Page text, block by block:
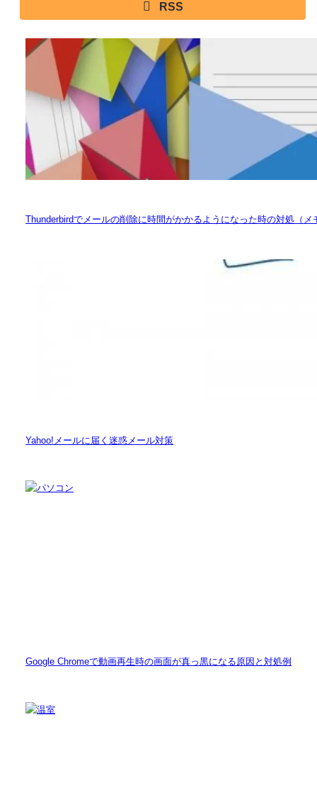
RSS
Thunderbirdでメールの削除に時間がかかるようになった時の対処（メ
Yahoo!メールに届く迷惑メール対策
Google Chromeで動画再生時の画面が真っ黒になる原因と対処例